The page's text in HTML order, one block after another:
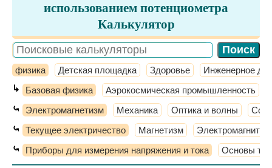
использованием потенциометра
Калькулятор
физика Детская площадка Здоровье Инженерное
↳ Базовая физика Аэрокосмическая промышленность
⤿ Электромагнетизм Механика Оптика и волны
⤿ Текущее электричество Магнетизм
⤿ Приборы для измерения напряжения и тока Основы